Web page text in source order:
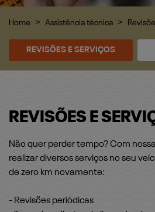
Home Assistência técnica
REVISÕES E SERVIÇOS
REVISÕES E
Não quer perder tempo? Com
realizar diversos serviços no seu
de zero km novamente:
- Revisões periódicas